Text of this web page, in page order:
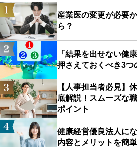
産業医の変更が必要
ら？
「結果を出せない健
押さえておくべき3つ
【人事担当者必見】
底解説！スムーズな
ポイント
健康経営優良法人に
内容とメリットを簡